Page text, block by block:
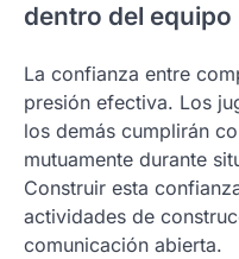
dentro del equipo
La confianza entre
presión efectiva. Los
los demás cumplirán
mutuamente durante
Construir esta
actividades de
comunicación abierta.